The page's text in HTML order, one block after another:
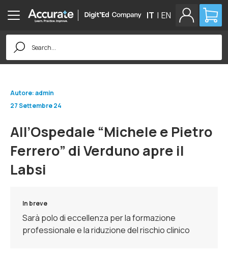
IT | EN
Search
for:
27 Settembre 24
Autore: admin
All’Ospedale “Michele e Pietro
Ferrero” di Verduno apre il
Labsi
In breve
Sarà polo di eccellenza per la formazione
professionale e la riduzione del rischio clinico